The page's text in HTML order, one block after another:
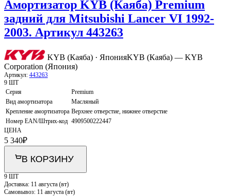
Амортизатор KYB (Каяба) Premium
задний для Mitsubishi Lancer VI 1992-
2003. Артикул 443263
KYB (Каяба) · ЯпонияKYB (Каяба) — KYB
Corporation (Япония)
Артикул: 443263
9 ШТ
Серия
Premium
Вид амортизатора
Масляный
Крепление амортизатора Верхнее отверстие, нижнее отверстие
Номер EAN/Штрих-код 4909500222447
ЦЕНА
5 340₽
В КОРЗИНУ
9 ШТ
Доставка: 11 августа (вт)
Самовывоз: 11 августа (вт)